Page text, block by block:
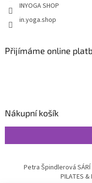
INYOGA SHOP
in.yoga.shop
Přijímáme online
Nákupní košík
Petra Špindlerová SÁRÍ
PILATES &